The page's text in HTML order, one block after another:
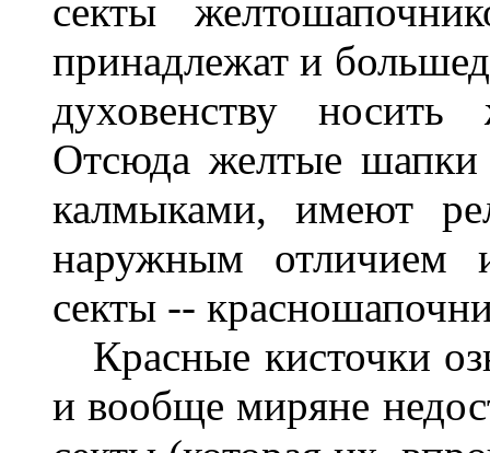
секты
принадлежат и
духовенству
Отсюда желтые
калмыками, имеют
наружным отличием
секты --
Красные кисточки
и вообще миряне